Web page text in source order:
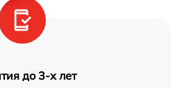
до 3-х лет